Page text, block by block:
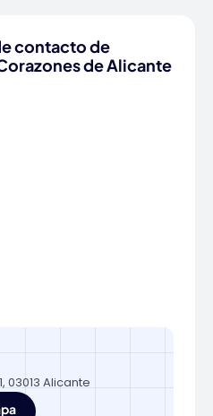
contacto de
de Alicante
03013 Alicante